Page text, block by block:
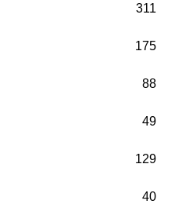
311
175
88
49
129
40